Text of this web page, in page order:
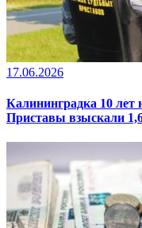
17.06.2026
Калининградка 10 лет
Приставы взыскали